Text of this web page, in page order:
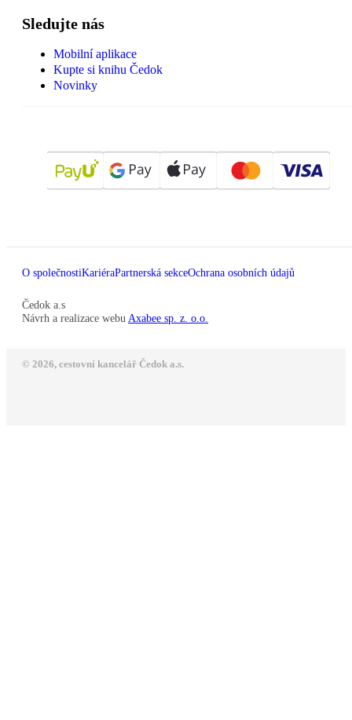
Sledujte nás
Mobilní aplikace
Kupte si knihu Čedok
Novinky
O společnostiKariéraPartnerská sekceOchrana osobních údajů
Čedok a.s
Návrh a realizace webu Axabee sp. z. o.o.
© 2026, cestovní kancelář Čedok a.s.